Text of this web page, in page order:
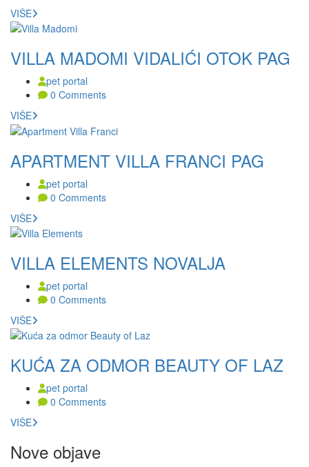
VIŠE
VILLA MADOMI VIDALIĆI OTOK PAG
pet portal
0 Comments
VIŠE
APARTMENT VILLA FRANCI PAG
pet portal
0 Comments
VIŠE
VILLA ELEMENTS NOVALJA
pet portal
0 Comments
VIŠE
KUĆA ZA ODMOR BEAUTY OF LAZ
pet portal
0 Comments
VIŠE
Nove objave